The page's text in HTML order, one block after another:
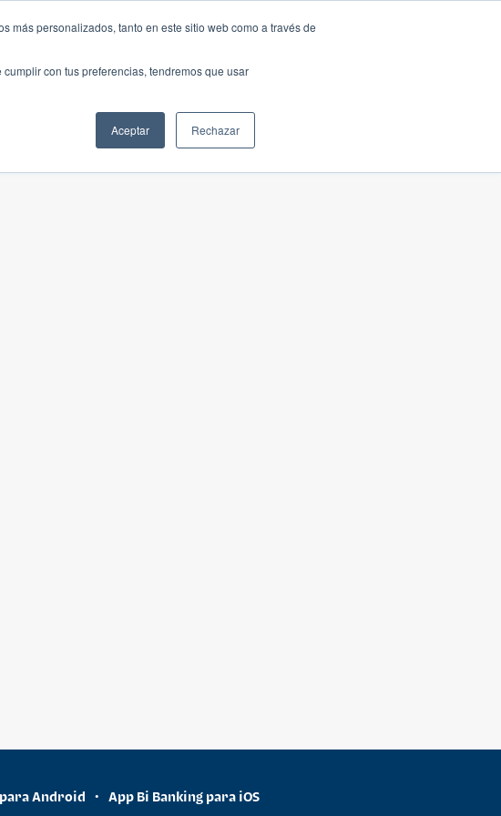
más personalizados, tanto en este sitio web como a través de
con tus preferencias, tendremos que usar
Aceptar Rechazar
Android • App Bi Banking para iOS